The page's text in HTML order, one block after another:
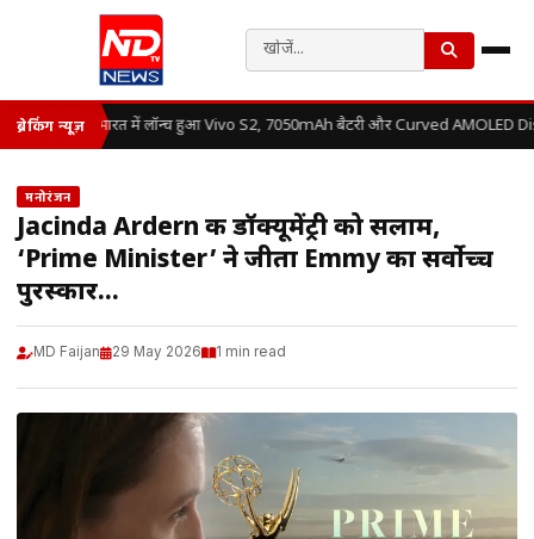
ब्रेकिंग न्यूज़ भारत में लॉन्च हुआ Vivo S2, 7050mAh बैटरी और Curved AMOLED
मनोरंजन
Jacinda Ardern की डॉक्यूमेंट्री को सलाम,
‘Prime Minister’ ने जीता Emmy का सर्वोच्च
पुरस्कार…
MD Faijan 29 May 2026 1 min read